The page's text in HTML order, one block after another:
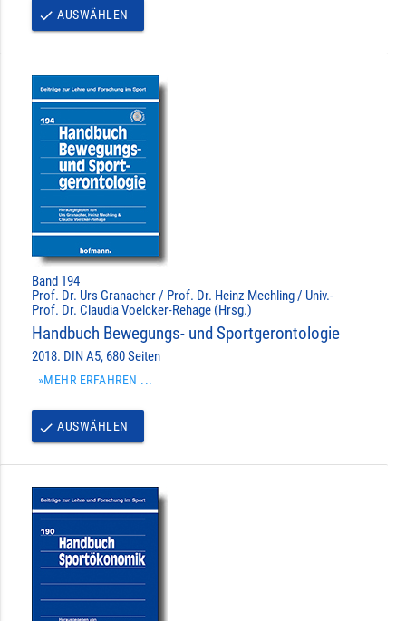
done AUSWÄHLEN
Band 194
Prof. Dr. Urs Granacher / Prof. Dr. Heinz Mechling / Univ.-
Prof. Dr. Claudia Voelcker-Rehage (Hrsg.)
Handbuch Bewegungs- und Sportgerontologie
2018. DIN A5, 680 Seiten
»MEHR ERFAHREN ...
done AUSWÄHLEN